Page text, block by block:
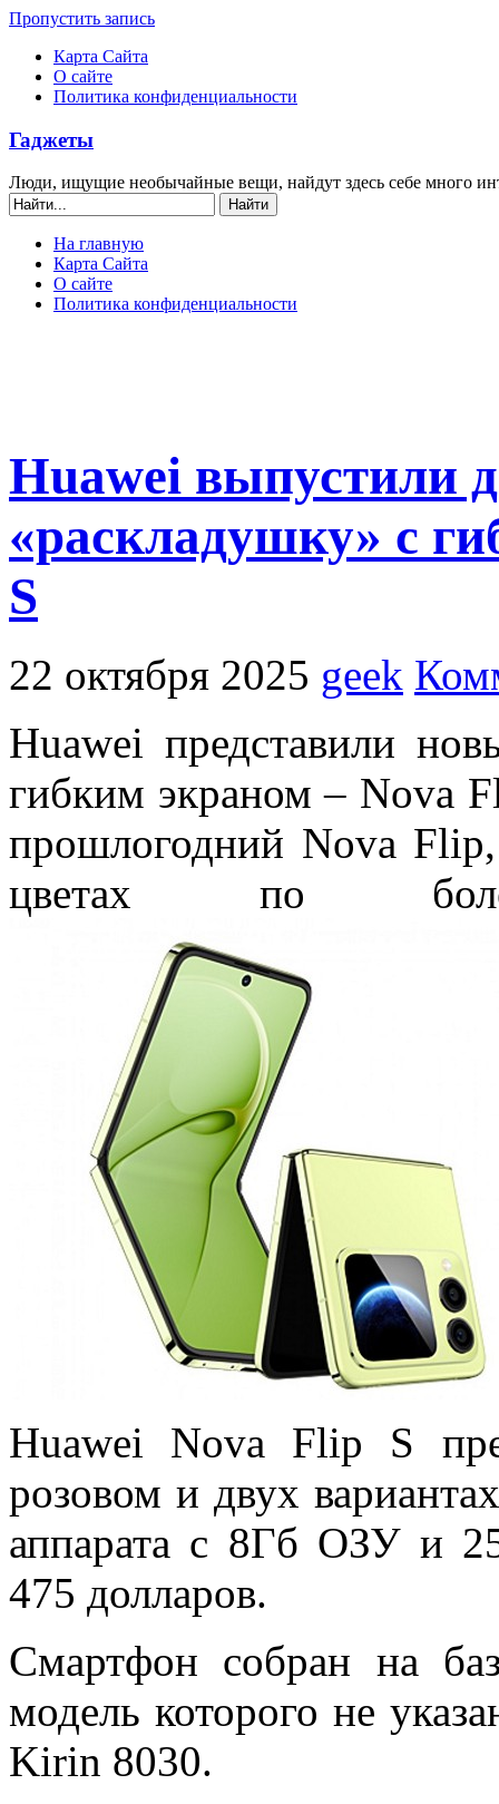
Пропустить запись
Карта Сайта
О сайте
Политика конфиденциальности
Гаджеты
Люди, ищущие необычайные вещи, найдут здесь себе много
На главную
Карта Сайта
О сайте
Политика конфиденциальности
Huawei выпустили
«раскладушку» с
S
22 октября 2025 geek
Huawei представили
гибким экраном – Nova
прошлогодний Nova Flip,
цветах по
Huawei Nova Flip S п
розовом и двух
аппарата с 8Гб ОЗУ и
475 долларов.
Смартфон собран на
модель которого не
Kirin 8030.